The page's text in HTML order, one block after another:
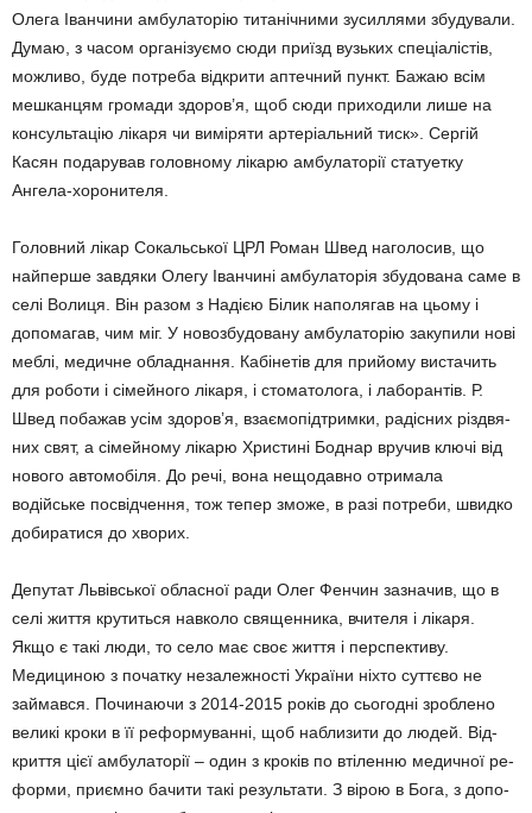
Олега Іванчини амбу­латорію титанічними зусиллями збудували.
Думаю, з часом органі­зуємо сюди приїзд вузьких спеціа­лістів,
можливо, буде потреба відкрити аптечний пункт. Бажаю всім
мешканцям громади здоров’я, щоб сюди приходили лише на
кон­сультацію лікаря чи виміряти арте­ріальний тиск». Сергій
Касян пода­рував головному лікарю амбула­торії статуетку
Ангела-хоронителя.
Головний лікар Сокальської ЦРЛ Роман Швед наголосив, що
най­перше завдяки Олегу Іванчині амбулаторія збудована саме в
селі Волиця. Він разом з Надією Білик наполягав на цьому і
допомагав, чим міг. У новозбудовану амбулато­рію закупили нові
меблі, медичне обладнання. Кабінетів для прийому вистачить
для роботи і сімейного лікаря, і стоматолога, і лаборантів. Р.
Швед побажав усім здоров’я, взаємопідтримки, радісних різдвя­
них свят, а сімейному лікарю Хрис­тині Боднар вручив ключі від
нового автомобіля. До речі, вона нещо­давно отримала
водійське посвід­чення, тож тепер зможе, в разі потреби, швидко
добиратися до хворих.
Депутат Львівської обласної ради Олег Фенчин зазначив, що в
селі життя крутиться навколо свя­щенника, вчителя і лікаря.
Якщо є такі люди, то село має своє життя і перспективу.
Медициною з початку незалежності України ніхто суттєво не
займався. Починаючи з 2014-2015 років до сьогодні зроб­лено
великі кроки в її реформуван­ні, щоб наблизити до людей. Від­
криття цієї амбулаторії – один з кроків по втіленню медичної ре­
форми, приємно бачити такі ре­зультати. З вірою в Бога, з допо­